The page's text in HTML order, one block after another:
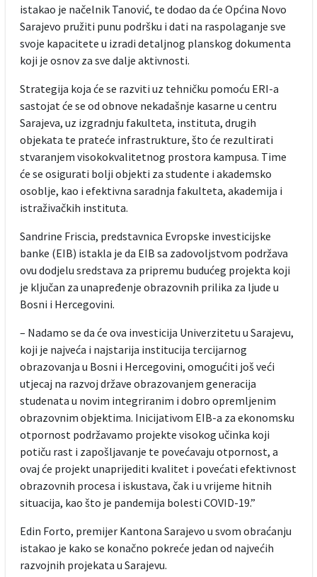
istakao je načelnik Tanović, te dodao da će Općina Novo
Sarajevo pružiti punu podršku i dati na raspolaganje sve
svoje kapacitete u izradi detaljnog planskog dokumenta
koji je osnov za sve dalje aktivnosti.
Strategija koja će se razviti uz tehničku pomoću ERI-a
sastojat će se od obnove nekadašnje kasarne u centru
Sarajeva, uz izgradnju fakulteta, instituta, drugih
objekata te prateće infrastrukture, što će rezultirati
stvaranjem visokokvalitetnog prostora kampusa. Time
će se osigurati bolji objekti za studente i akademsko
osoblje, kao i efektivna saradnja fakulteta, akademija i
istraživačkih instituta.
Sandrine Friscia, predstavnica Evropske investicijske
banke (EIB) istakla je da EIB sa zadovoljstvom podržava
ovu dodjelu sredstava za pripremu budućeg projekta koji
je ključan za unapređenje obrazovnih prilika za ljude u
Bosni i Hercegovini.
– Nadamo se da će ova investicija Univerzitetu u Sarajevu,
koji je najveća i najstarija institucija tercijarnog
obrazovanja u Bosni i Hercegovini, omogućiti još veći
utjecaj na razvoj države obrazovanjem generacija
studenata u novim integriranim i dobro opremljenim
obrazovnim objektima. Inicijativom EIB-a za ekonomsku
otpornost podržavamo projekte visokog učinka koji
potiču rast i zapošljavanje te povećavaju otpornost, a
ovaj će projekt unaprijediti kvalitet i povećati efektivnost
obrazovnih procesa i iskustava, čak i u vrijeme hitnih
situacija, kao što je pandemija bolesti COVID-19.”
Edin Forto, premijer Kantona Sarajevo u svom obraćanju
istakao je kako se konačno pokreće jedan od najvećih
razvojnih projekata u Sarajevu.